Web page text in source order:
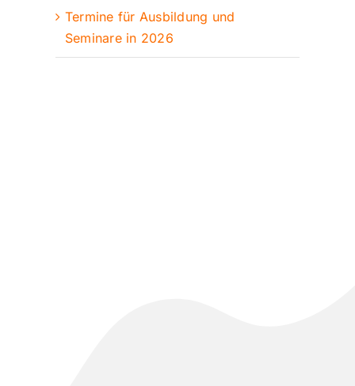
Termine für Ausbildung und
Seminare in 2026